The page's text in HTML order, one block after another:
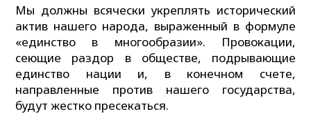
Мы должны всячески укреплять исторический
актив нашего народа, выраженный в формуле
«единство в многообразии». Провокации,
сеющие раздор в обществе, подрывающие
единство нации и, в конечном счете,
направленные против нашего государства,
будут жестко пресекаться.